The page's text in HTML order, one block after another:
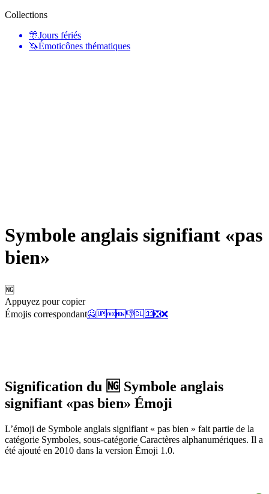
Collections
🎊Jours fériés
🦄Émoticônes thématiques
Symbole anglais signifiant «pas
bien»
🆖
Appuyez pour copier
Émojis correspondant🙅🆙 🆓🆕👎🆑 🈁❎❌
Signification du 🆖 Symbole anglais
signifiant «pas bien» Émoji
L’émoji de Symbole anglais signifiant « pas bien » fait partie de la
catégorie Symboles, sous-catégorie Caractères alphanumériques. Il a
été ajouté en 2010 dans la version Émoji 1.0.